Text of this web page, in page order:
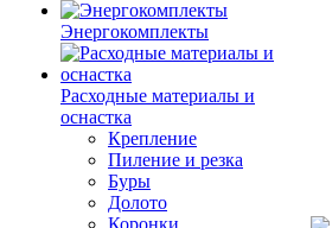
Энергокомплекты
Расходные материалы и
оснастка
Крепление
Пиление и резка
Буры
Долото
Коронки